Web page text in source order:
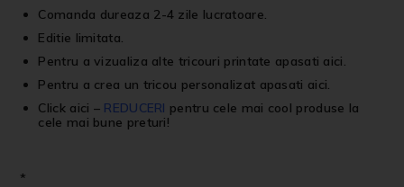
Comanda dureaza 2-4 zile lucratoare.
Editie limitata.
Pentru a vizualiza alte tricouri printate apasati aici.
Pentru a crea un tricou personalizat apasati aici.
Click aici – REDUCERI pentru cele mai cool produse la
cele mai bune preturi!
*